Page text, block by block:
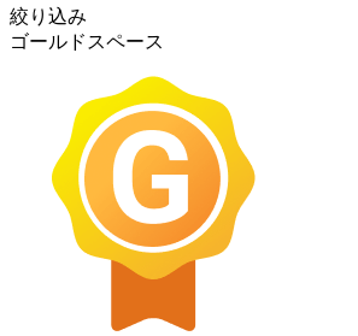
絞り込み
ゴールドスペース